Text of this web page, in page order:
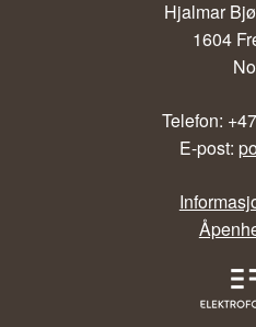
Hjalmar
1604
Telefon:
E-post: